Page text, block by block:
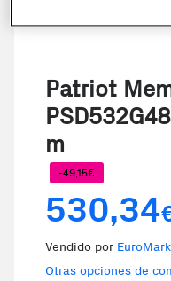
Patriot
m
-49,15€
530,34
Vendido por
Otras opciones de